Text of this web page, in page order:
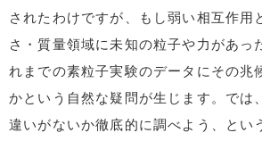
されたわけですが、もし弱い相互作用
さ・質量領域に未知の粒子や力があっ
れまでの素粒子実験のデータにその兆
かという自然な疑問が生じます。では
違いがないか徹底的に調べよう、とい